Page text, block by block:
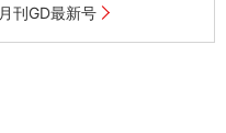
月刊GD最新号